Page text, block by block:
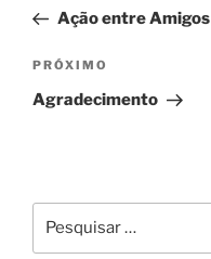
Post
anterior
Ação entre Amigos
Próximo
post
PRÓXIMO
Agradecimento
por: